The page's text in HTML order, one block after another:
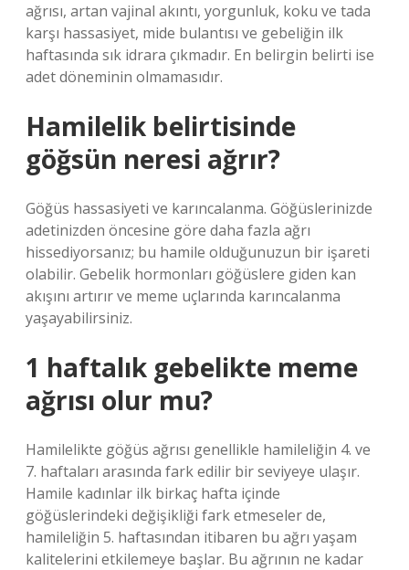
ağrısı, artan vajinal akıntı, yorgunluk, koku ve tada
karşı hassasiyet, mide bulantısı ve gebeliğin ilk
haftasında sık idrara çıkmadır. En belirgin belirti ise
adet döneminin olmamasıdır.
Hamilelik belirtisinde
göğsün neresi ağrır?
Göğüs hassasiyeti ve karıncalanma. Göğüslerinizde
adetinizden öncesine göre daha fazla ağrı
hissediyorsanız; bu hamile olduğunuzun bir işareti
olabilir. Gebelik hormonları göğüslere giden kan
akışını artırır ve meme uçlarında karıncalanma
yaşayabilirsiniz.
1 haftalık gebelikte meme
ağrısı olur mu?
Hamilelikte göğüs ağrısı genellikle hamileliğin 4. ve
7. haftaları arasında fark edilir bir seviyeye ulaşır.
Hamile kadınlar ilk birkaç hafta içinde
göğüslerindeki değişikliği fark etmeseler de,
hamileliğin 5. haftasından itibaren bu ağrı yaşam
kalitelerini etkilemeye başlar. Bu ağrının ne kadar